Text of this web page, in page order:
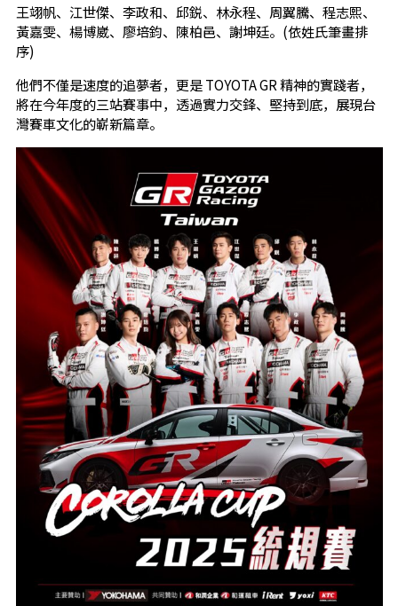
王翊帆、江世傑、李政和、邱鋭、林永程、周翼騰、程志熙、
黃嘉雯、楊博崴、廖培鈞、陳柏邑、謝坤廷。(依姓氏筆畫排
序)
他們不僅是速度的追夢者，更是 TOYOTA GR 精神的實踐者，
將在今年度的三站賽事中，透過實力交鋒、堅持到底，展現台
灣賽車文化的嶄新篇章。